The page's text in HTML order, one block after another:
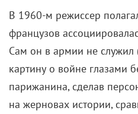
В 1960-м режиссер
французов
Сам он в армии не служил
картину о войне глазами
парижанина, сделав
на жерновах истории,